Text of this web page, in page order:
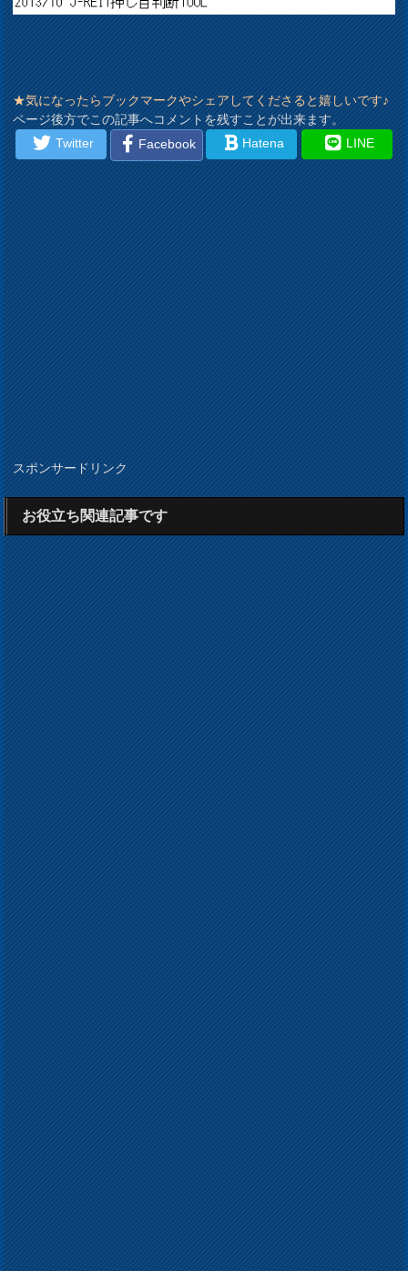
★気になったらブックマークやシェアしてくださると嬉しいです♪
ページ後方でこの記事へコメントを残すことが出来ます。
Twitter
Facebook Hatena LINE
スポンサードリンク
お役立ち関連記事です